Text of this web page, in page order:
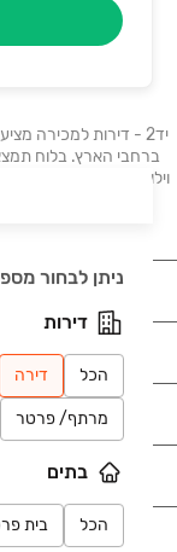
ניתן לבחור
דירות
הכל דירה
מרתף/ פרטר
בתים
הכל בית
יד2 - דירות למכירה
ברחבי הארץ. בלוח
וילות, פנטהאוזים,
דירות
דרושים
עוד באתר